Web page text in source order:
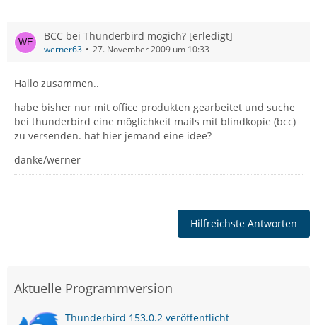
BCC bei Thunderbird mögich? [erledigt]
werner63 27. November 2009 um 10:33
Hallo zusammen..
habe bisher nur mit office produkten gearbeitet und suche
bei thunderbird eine möglichkeit mails mit blindkopie (bcc)
zu versenden. hat hier jemand eine idee?
danke/werner
Hilfreichste Antworten
Aktuelle Programmversion
Thunderbird 153.0.2 veröffentlicht